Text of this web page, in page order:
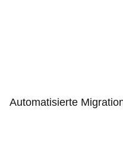
Automatisierte